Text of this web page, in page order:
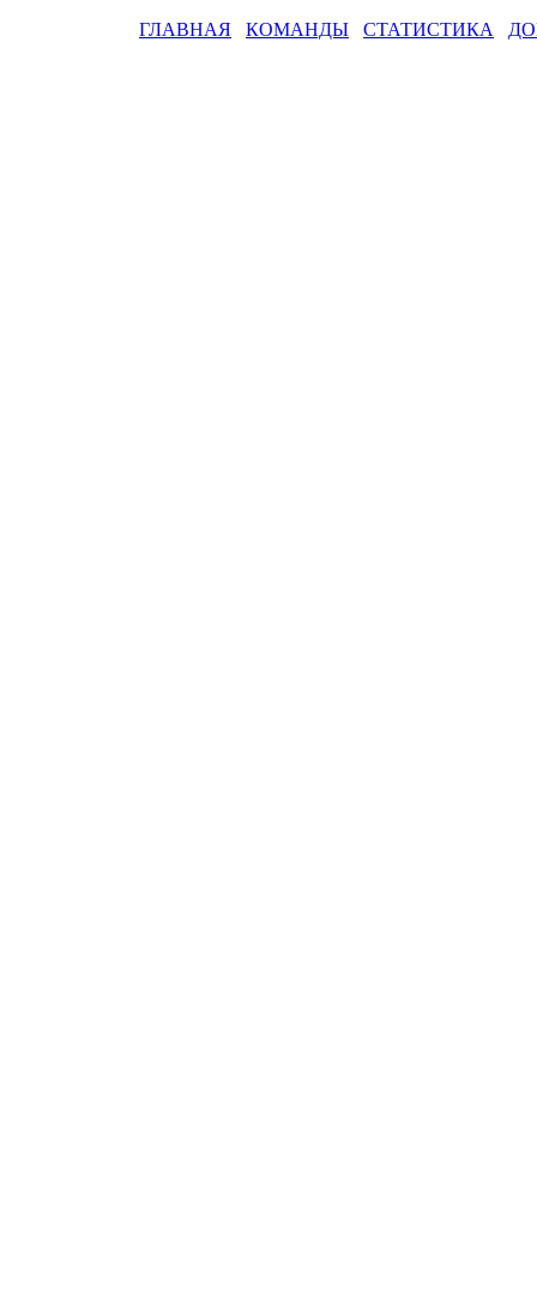
ГЛАВНАЯ КОМАНДЫ СТАТИСТИКА